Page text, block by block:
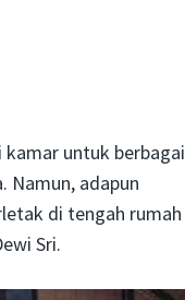
untuk berbagai
Namun, adapun
di tengah rumah
Sri.